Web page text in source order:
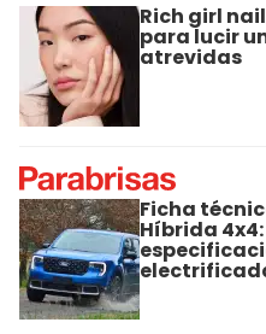
Rich girl
para lucir
atrevidas
Ficha
Híbrida